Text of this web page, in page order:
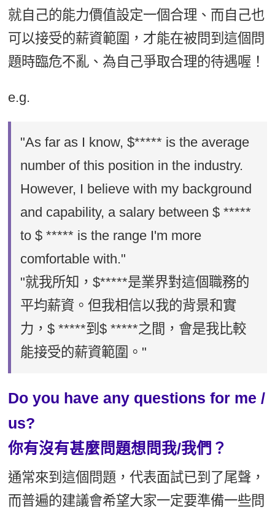
就自己的能力價值設定一個合理、而自己也
可以接受的薪資範圍，才能在被問到這個問
題時臨危不亂、為自己爭取合理的待遇喔！
e.g.
"As far as I know, $***** is the average
number of this position in the industry.
However, I believe with my background
and capability, a salary between $ *****
to $ ***** is the range I'm more
comfortable with."
"就我所知，$*****是業界對這個職務的
平均薪資。但我相信以我的背景和實
力，$ *****到$ *****之間，會是我比較
能接受的薪資範圍。"
Do you have any questions for me /
us?
你有沒有甚麼問題想問我/我們？
通常來到這個問題，代表面試已到了尾聲，
而普遍的建議會希望大家一定要準備一些問